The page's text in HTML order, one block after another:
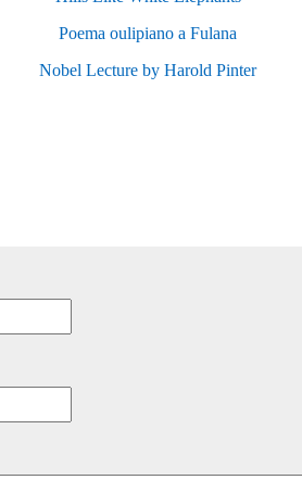
Poema oulipiano a Fulana
Nobel Lecture by Harold Pinter